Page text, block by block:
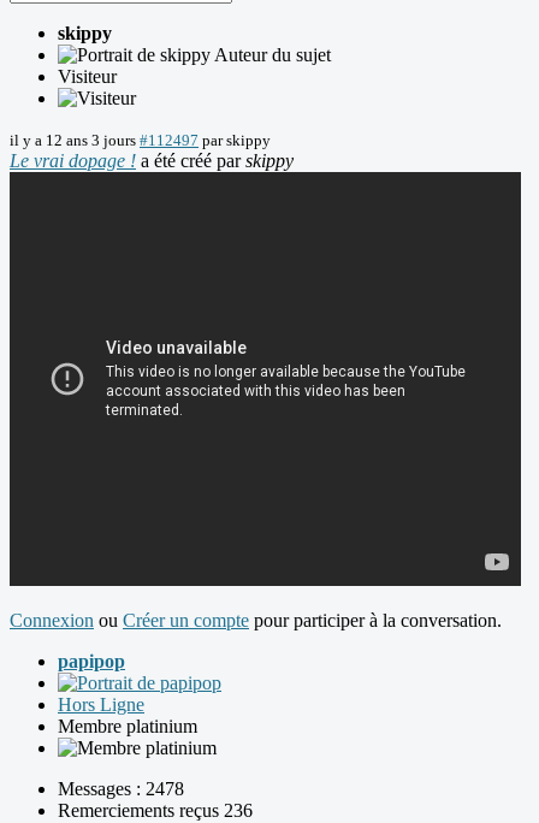
skippy
Auteur du sujet
Visiteur
il y a 12 ans 3 jours #112497 parskippy
Le vrai dopage ! a été créé parskippy
Connexion ou Créer un compte pour participer à la conversation.
papipop
Hors Ligne
Membre platinium
Messages : 2478
Remerciements reçus 236